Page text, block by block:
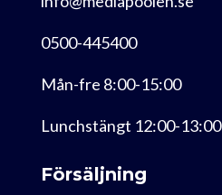
0500-445400
Mån-fre 8:00-15:00
Lunchstängt 12:00-13:00
Försäljning